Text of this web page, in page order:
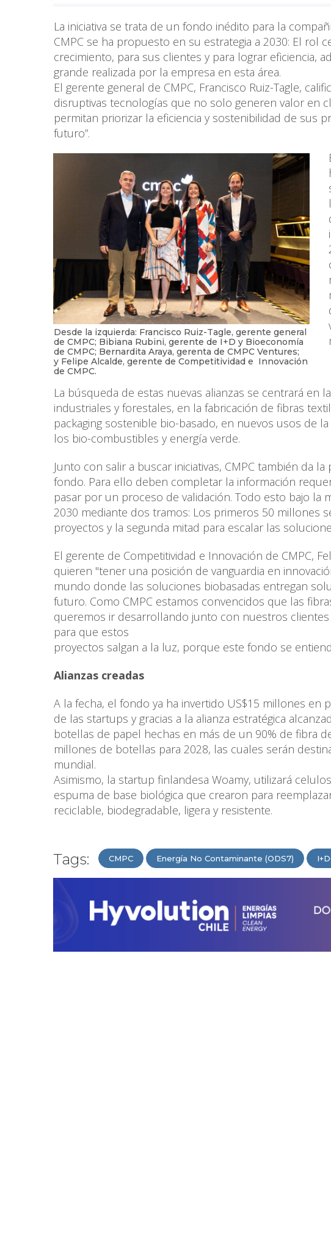
La iniciativa se trata de un fondo inédito para la
CMPC se ha propuesto en su estrategia a 2030: El rol
crecimiento, para sus clientes y para lograr eficiencia,
grande realizada por la empresa en esta área.
El gerente general de CMPC, Francisco Ruiz-Tagle,
disruptivas tecnologías que no solo generen valor en
permitan priorizar la eficiencia y sostenibilidad de sus
futuro”.
Desde la izquierda: Francisco Ruiz-Tagle, gerente general
de CMPC; Bibiana Rubini, gerente de I+D y Bioeconomía
de CMPC; Bernardita Araya, gerenta de CMPC Ventures;
y Felipe Alcalde, gerente de Competitividad e Innovación
de CMPC.
La búsqueda de estas nuevas alianzas se centrará en
industriales y forestales, en la fabricación de fibras
packaging sostenible bio-basado, en nuevos usos de
los bio-combustibles y energía verde.
Junto con salir a buscar iniciativas, CMPC también da
fondo. Para ello deben completar la información
pasar por un proceso de validación. Todo esto bajo
2030 mediante dos tramos: Los primeros 50 millones
proyectos y la segunda mitad para escalar las
El gerente de Competitividad e Innovación de CMPC,
quieren "tener una posición de vanguardia en
mundo donde las soluciones biobasadas entregan
futuro. Como CMPC estamos convencidos que las
queremos ir desarrollando junto con nuestros
para que estos
proyectos salgan a la luz, porque este fondo se
Alianzas creadas
A la fecha, el fondo ya ha invertido US$15 millones
de las startups y gracias a la alianza estratégica
botellas de papel hechas en más de un 90% de fibra
millones de botellas para 2028, las cuales serán
mundial.
Asimismo, la startup finlandesa Woamy, utilizará
espuma de base biológica que crearon para
reciclable, biodegradable, ligera y resistente.
Tags: CMPC Energía No Contaminante (ODS7)